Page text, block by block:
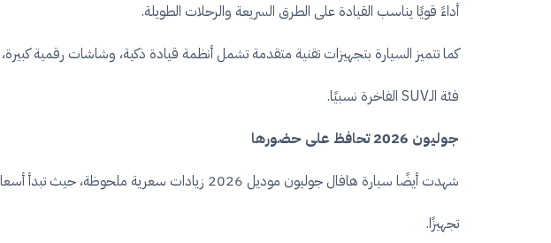
أداءً قويًا يناسب القيادة على الطرق السريعة والرحلات الطويلة.
كما تتميز السيارة بتجهيزات تقنية متقدمة تشمل أنظمة قيادة ذكية، وشاشات رقمية
فئة الـSUV الفاخرة نسبيًا.
جوليون 2026 تحافظ على حضورها
تجهيزًا.